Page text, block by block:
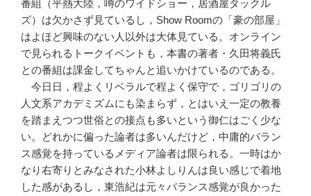
番組（平熱大陸，噂のワイドショー，居酒屋タックル
ズ）は欠かさず見ているし，Show Roomの「豪の部屋」
はよほど興味のない人以外は大体見ている。オンライン
で見られるトークイベントも，本書の著者・久田将義氏
との番組は課金してちゃんと追いかけているのである。
今日日，程よくリベラルで程よく保守で，ゴリゴリの
人文系アカデミズムにも染まらず，とはいえ一定の教養
を踏まえつつ世俗との接点も多いという御仁はごく少な
い。どれかに偏った論者は多いんだけど，中庸的バラン
ス感覚を持っているメディア論者は限られる。一時はか
なり右寄りとみなされた小林よしりんは良い感じで着地
した感があるし，東浩紀は元々バランス感覚が良かった